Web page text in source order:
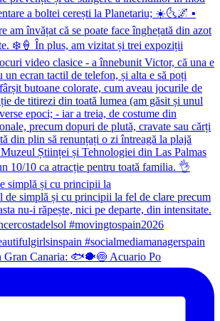
simplă și cu principii la
Gran Canaria: 🐟🐡🍥 Acuario Po